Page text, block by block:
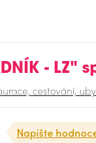
- LZ"
cestování,
Napište